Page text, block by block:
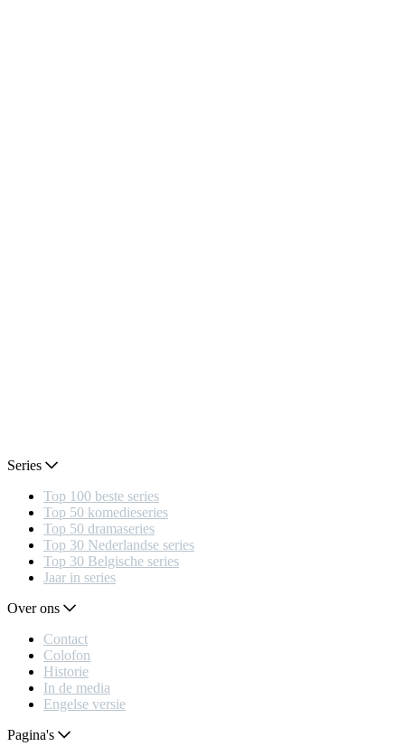
Series
Top 100 beste series
Top 50 komedieseries
Top 50 dramaseries
Top 30 Nederlandse series
Top 30 Belgische series
Jaar in series
Over ons
Contact
Colofon
Historie
In de media
Engelse versie
Pagina's